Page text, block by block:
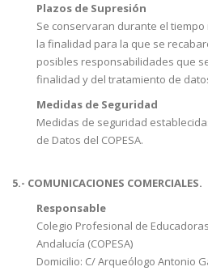
Plazos de Supresión
Se conservaran durante el
la finalidad para la que se
posibles responsabilidades que
finalidad y del tratamiento de
Medidas de Seguridad
Medidas de seguridad
de Datos del COPESA.
5.- COMUNICACIONES COMERCIALES.
Responsable
Colegio Profesional de
Andalucía (COPESA)
Domicilio: C/ Arqueólogo Antonio